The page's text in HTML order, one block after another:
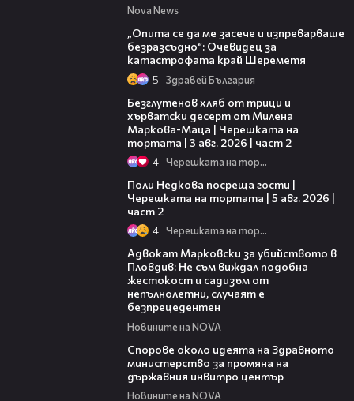
Nova News
„Опита се да ме засече и изпреварваше
безразсъдно“: Очевидец за
катастрофата край Шереметя
5 Здравей България
Безглутенов хляб от трици и
хърватски десерт от Милена
Маркова-Маца | Черешката на
тортата | 3 авг. 2026 | част 2
4 Черешката на тортата
Поли Недкова посреща гости |
Черешката на тортата | 5 авг. 2026 |
част 2
4 Черешката на тортата
Адвокат Марковски за убийството в
Пловдив: Не съм виждал подобна
жестокост и садизъм от
непълнолетни, случаят е
безпрецедентен
Новините на NOVA
Спорове около идеята на Здравното
министерство за промяна на
държавния инвитро център
Новините на NOVA